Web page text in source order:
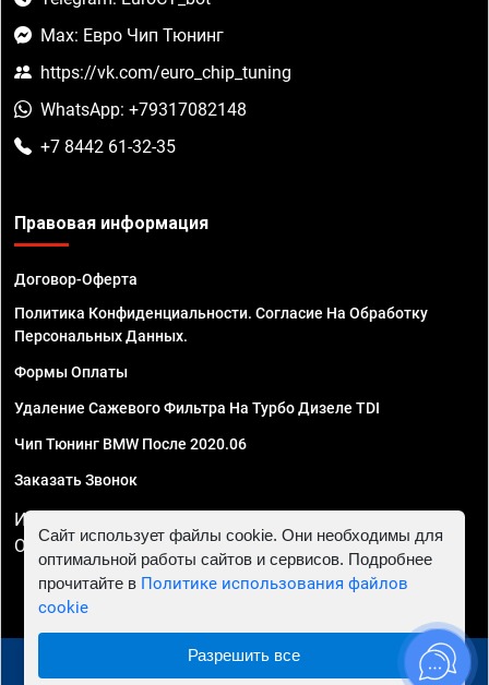
Max: Евро Чип Тюнинг
https://vk.com/euro_chip_tuning
WhatsApp: +79317082148
+7 8442 61-32-35
Правовая информация
Договор-Оферта
Политика Конфиденциальности. Согласие На Обработку
Персональных Данных.
Формы Оплаты
Удаление Сажевого Фильтра На Турбо Дизеле TDI
Чип Тюнинг BMW После 2020.06
Заказать Звонок
ИП Смирнов Георгий Павлович. ИНН 781302555843,
ОГРНИП 324470400032610
© 2010 - 2026 Чип тюнинг в Волгограде - Автосервис
Сайт использует файлы cookie. Они необходимы для
оптимальной работы сайтов и сервисов. Подробнее
прочитайте в Политике использования файлов
cookie
Разрешить все